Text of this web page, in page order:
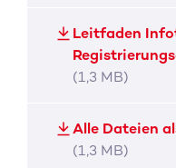
Leitfaden
(1,3 MB)
Alle Dateien
(1,3 MB)